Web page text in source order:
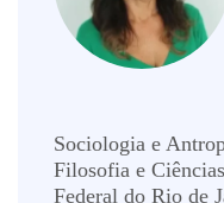
Sociologia e
Filosofia e
Federal do Rio de